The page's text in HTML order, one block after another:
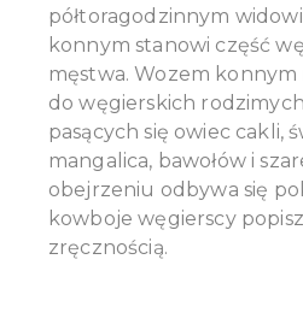
półtoragodzinnym
konnym stanowi część
męstwa. Wozem konnym
do węgierskich
pasących się owiec cakli,
mangalica, bawołów i
obejrzeniu odbywa się
kowboje węgierscy
zręcznością.